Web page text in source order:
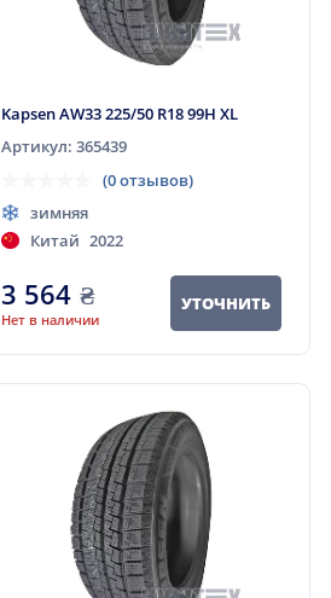
Kapsen AW33 225/50 R18 99H XL
Артикул: 365439
(0 отзывов)
зимняя
Китай 2022
3 564 ₴
Нет в наличии
УТОЧНИТЬ